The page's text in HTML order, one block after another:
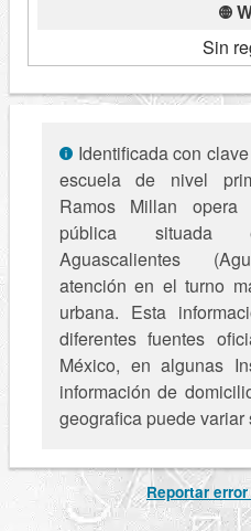
Sin
Identificada con
escuela de nivel
Ramos Millan opera
pública situada
Aguascalientes
atención en el turno
urbana. Esta
diferentes fuentes
México, en algunas
información de
geografica puede variar
Reportar